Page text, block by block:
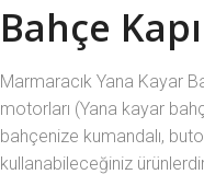
Bahçe
Marmaracık Yana Kayar
motorları (Yana kayar
bahçenize kumandalı,
kullanabileceğiniz